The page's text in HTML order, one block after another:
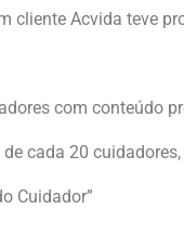
cliente Acvida teve
com conteúdo
cada 20
Cuidador”